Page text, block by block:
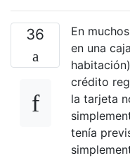
36
En
en una
crédito
la tarjeta
tenía